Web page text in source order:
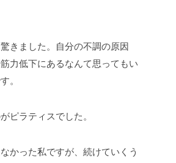
きました。自分の不調の原因
力低下にあるなんて思ってもい
。
ピラティスでした。
かった私ですが、続けていくう